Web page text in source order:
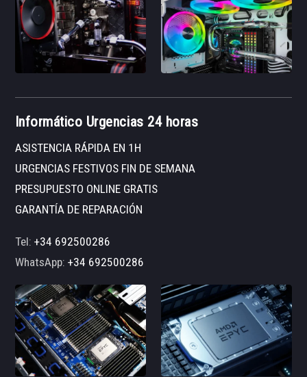
Informático Urgencias 24 horas
ASISTENCIA RÁPIDA EN 1H
URGENCIAS FESTIVOS FIN DE SEMANA
PRESUPUESTO ONLINE GRATIS
GARANTÍA DE REPARACIÓN
Tel:+34 692500286
WhatsApp:+34 692500286